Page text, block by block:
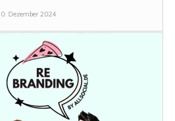
Dezember 2024